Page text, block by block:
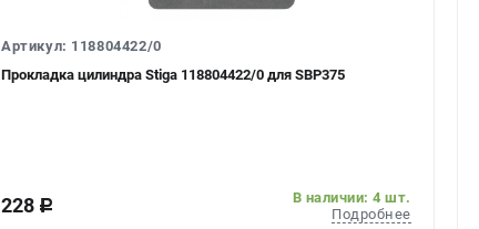
Артикул: 118804422/0
Прокладка цилиндра Stiga 118804422/0 для SBP375
228 c
В наличии: 4 шт.
Подробнее